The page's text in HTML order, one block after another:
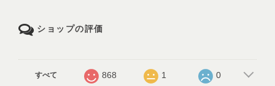
ショップの評価
すべて 868 1 0